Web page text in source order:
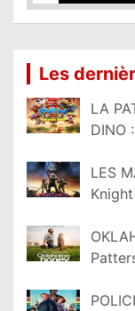
Les
LA
DINO
LES